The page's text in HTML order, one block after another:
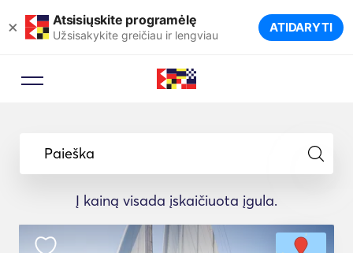
× Atsisiųskite programėlę
Užsisakykite greičiau ir lengviau ATIDARYTI
Paieška
Į kainą visada įskaičiuota įgula.